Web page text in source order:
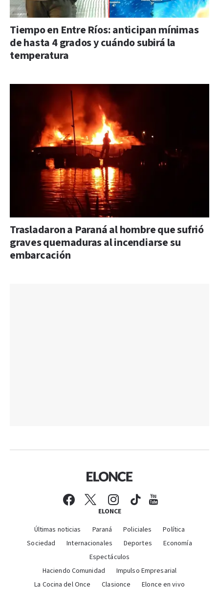
Tiempo en Entre Ríos: anticipan mínimas
de hasta 4 grados y cuándo subirá la
temperatura
Trasladaron a Paraná al hombre que sufrió
graves quemaduras al incendiarse su
embarcación
ELONCE
Últimas noticias Paraná Policiales
Política
Sociedad
Internacionales Deportes
Economía
Espectáculos
Haciendo Comunidad
Impulso Empresarial
La Cocina del Once
Clasionce Elonce en vivo